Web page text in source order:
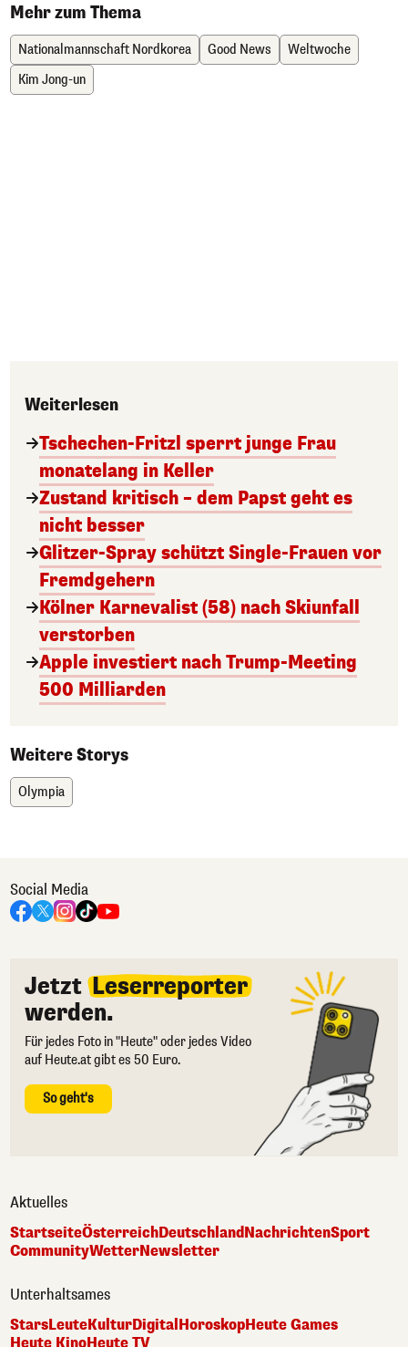
Mehr zum Thema
Nationalmannschaft Nordkorea Good News
Weltwoche
Kim Jong-un
Weiterlesen
Tschechen-Fritzl sperrt junge Frau
monatelang in Keller
Zustand kritisch – dem Papst geht es
nicht besser
Glitzer-Spray schützt Single-Frauen vor
Fremdgehern
Kölner Karnevalist (58) nach Skiunfall
verstorben
Apple investiert nach Trump-Meeting
500 Milliarden
Weitere Storys
Olympia
Social Media
Jetzt Leserreporter
werden.
Für jedes Foto in "Heute" oder jedes Video
auf Heute.at gibt es 50 Euro.
So geht's
Aktuelles
StartseiteÖsterreichDeutschlandNachrichtenSport
CommunityWetterNewsletter
Unterhaltsames
StarsLeuteKulturDigital HoroskopHeute Games
Heute KinoHeute TV